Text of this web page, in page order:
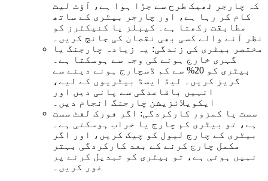
کہ چارجر ٹھیک طرح سے جڑا ہوا ہے، آؤٹ لیٹ
کام کر رہا ہے، اور چارجر بیٹری کے ساتھ
مطابقت رکھتا ہے۔ کیبلز یا کنیکٹرز کو
نظر آنے والے کسی بھی نقصان کی جانچ کریں۔
مختصر بیٹری کی زندگی: یہ زیادہ چارجنگ یا
گہری خارج ہونے کی وجہ سے ہوسکتا ہے۔
بیٹری کو 20% سے کم ڈسچارج ہونے دینے سے
گریز کریں۔ لیڈ ایسڈ بیٹریوں کے لیے،
انہیں باقاعدگی سے پانی دیں اور
ایکویلائزیشن چارجنگ انجام دیں۔
سست یا کمزور کارکردگی: اگر فورک لفٹ سست
ہے، تو بیٹری کم چارج یا خراب ہوسکتی ہے۔
بیٹری کے چارج لیول کو چیک کریں، اور اگر
مکمل چارج کرنے کے بعد کارکردگی بہتر
نہیں ہوتی ہے، تو بیٹری کو تبدیل کرنے پر
غور کریں۔